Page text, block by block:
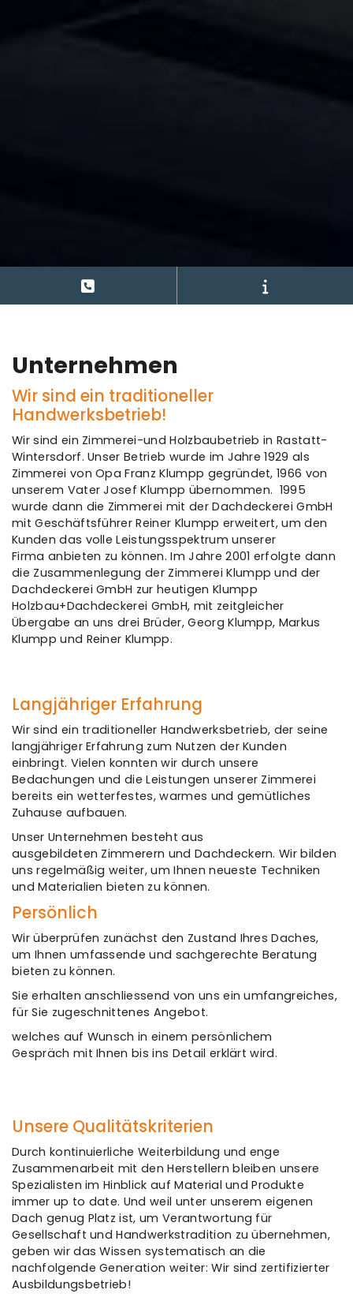
Unternehmen
Wir sind ein traditioneller
Handwerksbetrieb!
Wir sind ein Zimmerei-und Holzbaubetrieb in Rastatt-
Wintersdorf. Unser Betrieb wurde im Jahre 1929 als
Zimmerei von Opa Franz Klumpp gegründet, 1966 von
unserem Vater Josef Klumpp übernommen. 1995
wurde dann die Zimmerei mit der Dachdeckerei GmbH
mit Geschäftsführer Reiner Klumpp erweitert, um den
Kunden das volle Leistungsspektrum unserer
Firma anbieten zu können. Im Jahre 2001 erfolgte dann
die Zusammenlegung der Zimmerei Klumpp und der
Dachdeckerei GmbH zur heutigen Klumpp
Holzbau+Dachdeckerei GmbH, mit zeitgleicher
Übergabe an uns drei Brüder, Georg Klumpp, Markus
Klumpp und Reiner Klumpp.
Langjähriger Erfahrung
Wir sind ein traditioneller Handwerksbetrieb, der seine
langjähriger Erfahrung zum Nutzen der Kunden
einbringt. Vielen konnten wir durch unsere
Bedachungen und die Leistungen unserer Zimmerei
bereits ein wetterfestes, warmes und gemütliches
Zuhause aufbauen.
Unser Unternehmen besteht aus
ausgebildeten Zimmerern und Dachdeckern. Wir bilden
uns regelmäßig weiter, um Ihnen neueste Techniken
und Materialien bieten zu können.
Persönlich
Wir überprüfen zunächst den Zustand Ihres Daches,
um Ihnen umfassende und sachgerechte Beratung
bieten zu können.
Sie erhalten anschliessend von uns ein umfangreiches,
für Sie zugeschnittenes Angebot.
welches auf Wunsch in einem persönlichem
Gespräch mit Ihnen bis ins Detail erklärt wird.
Unsere Qualitätskriterien
Durch kontinuierliche Weiterbildung und enge
Zusammenarbeit mit den Herstellern bleiben unsere
Spezialisten im Hinblick auf Material und Produkte
immer up to date. Und weil unter unserem eigenen
Dach genug Platz ist, um Verantwortung für
Gesellschaft und Handwerkstradition zu übernehmen,
geben wir das Wissen systematisch an die
nachfolgende Generation weiter: Wir sind zertifizierter
Ausbildungsbetrieb!